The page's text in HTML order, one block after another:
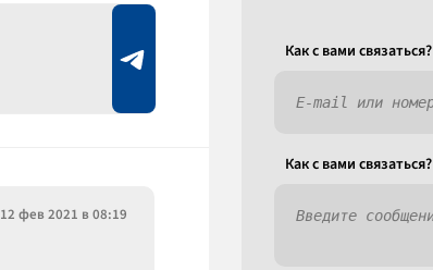
12 фев 2021 в 08:19
Как c вами связаться?
Как c вами связаться?